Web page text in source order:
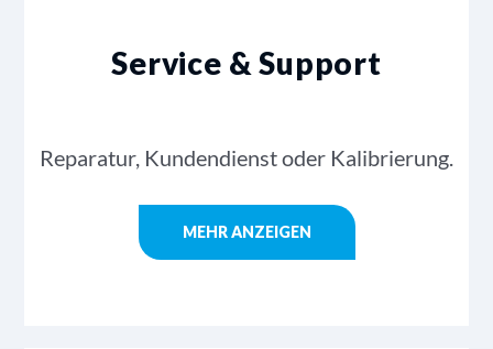
Service & Support
Reparatur, Kundendienst oder Kalibrierung.
MEHR ANZEIGEN